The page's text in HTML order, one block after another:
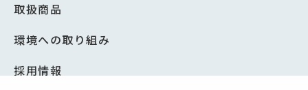
取扱商品
環境への取り組み
採用情報